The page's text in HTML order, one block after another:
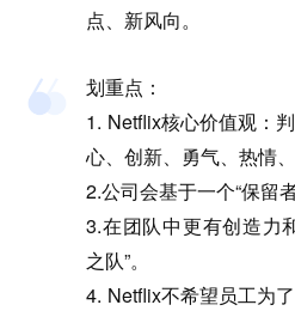
点、新风向。
划重点：
1. Netflix核心价值观：
心、创新、勇气、热情、
2.公司会基于一个“保留
3.在团队中更有创造力
之队”。
4. Netflix不希望员工为